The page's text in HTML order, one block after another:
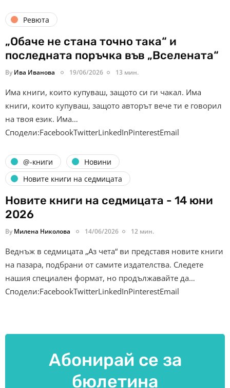
Ревюта
„Обаче не стана точно така“ и
последната поръчка във „Вселената“
By Ива Иванова 19/06/2026 13 мин.
Има книги, които купуваш, защото си ги чакал. Има
книги, които купуваш, защото авторът вече ти е говорил
на твоя език. Има…
Сподели:FacebookTwitterLinkedInPinterestEmail
@-книги
Новини
Новите книги на седмицата
Новите книги на седмицата - 14 юни
2026
By Милена Николова 14/06/2026 12 мин.
Веднъж в седмицата „Аз чета“ ви представя новите книги
на пазара, подбрани от самите издателства. Следете
нашия специален формат, но продължавайте да…
Сподели:FacebookTwitterLinkedInPinterestEmail
Абонирай се за
бюлетина